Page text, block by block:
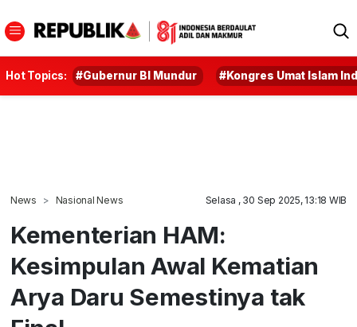
Hot Topics: #Gubernur BI Mundur #Kongres Umat Islam
News Nasional News Selasa , 30 Sep 2025, 13:18 WIB
Kementerian HAM:
Kesimpulan Awal Kematian
Arya Daru Semestinya tak